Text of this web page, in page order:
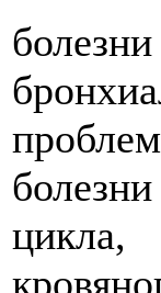
цикла,